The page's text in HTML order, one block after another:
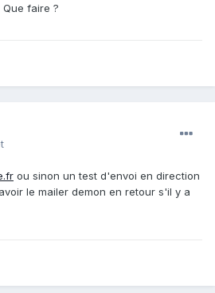
faire ?
ou sinon un test d'envoi en direction
le mailer demon en retour s'il y a